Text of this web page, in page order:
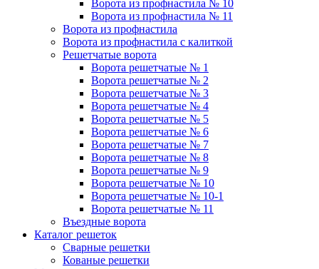
Ворота из профнастила № 10
Ворота из профнастила № 11
Ворота из профнастила
Ворота из профнастила с калиткой
Решетчатые ворота
Ворота решетчатые № 1
Ворота решетчатые № 2
Ворота решетчатые № 3
Ворота решетчатые № 4
Ворота решетчатые № 5
Ворота решетчатые № 6
Ворота решетчатые № 7
Ворота решетчатые № 8
Ворота решетчатые № 9
Ворота решетчатые № 10
Ворота решетчатые № 10-1
Ворота решетчатые № 11
Въездные ворота
Каталог решеток
Сварные решетки
Кованые решетки